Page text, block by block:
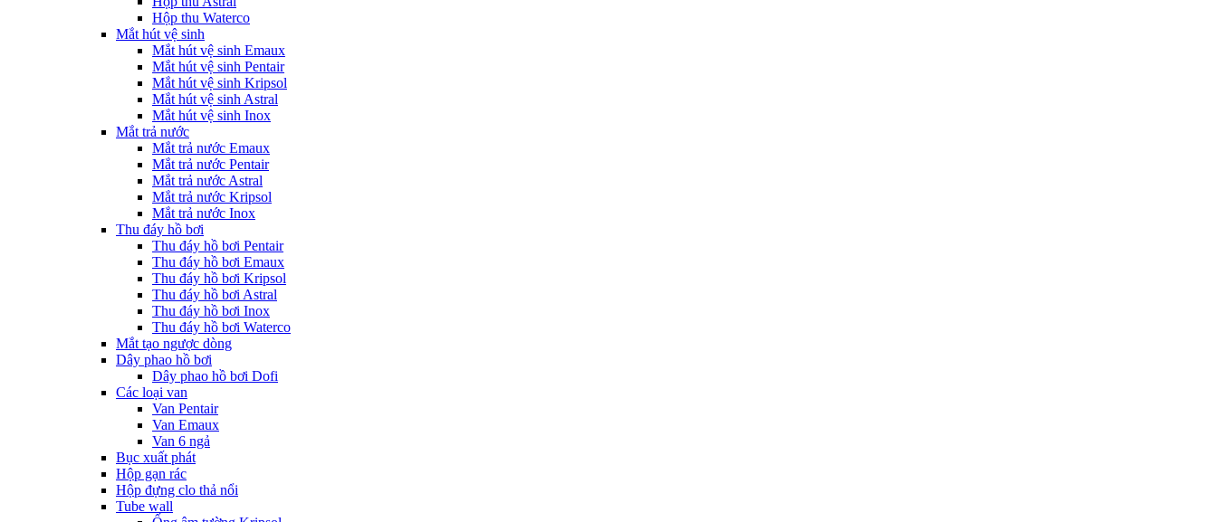
Hộp thu Waterco
Mắt hút vệ sinh
Mắt hút vệ sinh Emaux
Mắt hút vệ sinh Pentair
Mắt hút vệ sinh Kripsol
Mắt hút vệ sinh Astral
Mắt hút vệ sinh Inox
Mắt trả nước
Mắt trả nước Emaux
Mắt trả nước Pentair
Mắt trả nước Astral
Mắt trả nước Kripsol
Mắt trả nước Inox
Thu đáy hồ bơi
Thu đáy hồ bơi Pentair
Thu đáy hồ bơi Emaux
Thu đáy hồ bơi Kripsol
Thu đáy hồ bơi Astral
Thu đáy hồ bơi Inox
Thu đáy hồ bơi Waterco
Mắt tạo ngược dòng
Dây phao hồ bơi
Dây phao hồ bơi Dofi
Các loại van
Van Pentair
Van Emaux
Van 6 ngả
Bục xuất phát
Hộp gạn rác
Hộp đựng clo thả nổi
Tube wall